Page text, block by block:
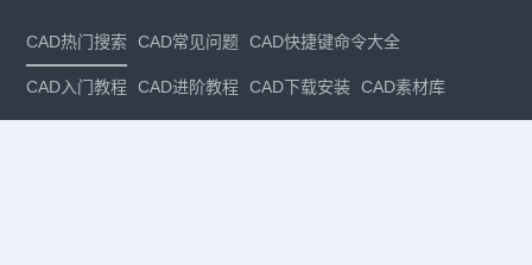
CAD热门搜索 CAD常见问题 CAD快捷键命令大全
CAD入门教程 CAD进阶教程 CAD下载安装 CAD素材库